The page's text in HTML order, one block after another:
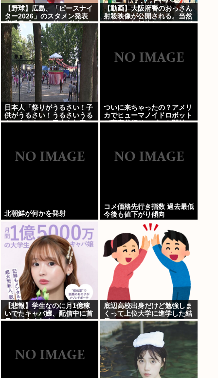
【野球】広島、「ピースナイ
ター2026」のスタメン発表
背番号「86」で統一 秋山が
カープ移籍後初の4番 小園は
6番
【動画】大阪府警のおっさん
射殺映像が公開される。当然
のように無抵抗だったことが
日本人「祭りがうるさい！子
供がうるさい！うるさいうる
さいうるさい！日本を無音の
ついに来ちゃったの？アメリ
カでヒューマノイドロボット
が家事代行サービスを開始
北朝鮮が何かを発射
コメ価格先行き指数 過去最低
今後も値下がり傾向
【悲報】学生なのに月1億稼
いでたキャバ嬢、配信中に首
吊って亡くなる
底辺高校出身だけど勉強しま
くって上位大学に進学した結
果w